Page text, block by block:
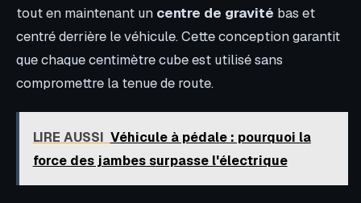
tout en maintenant un centre de gravité bas et
centré derrière le véhicule. Cette conception garantit
que chaque centimètre cube est utilisé sans
compromettre la tenue de route.
LIRE AUSSI Véhicule à pédale : pourquoi la
force des jambes surpasse l'électrique